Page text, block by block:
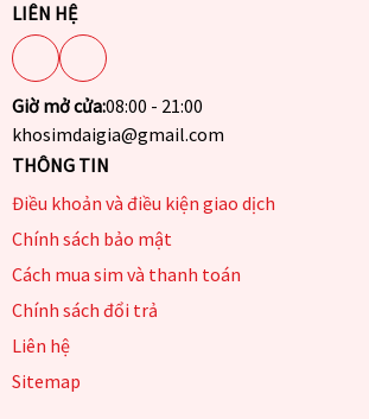
LIÊN HỆ
Giờ mở cửa:08:00 - 21:00
khosimdaigia@gmail.com
THÔNG TIN
Điều khoản và điều kiện giao dịch
Chính sách bảo mật
Cách mua sim và thanh toán
Chính sách đổi trả
Liên hệ
Sitemap